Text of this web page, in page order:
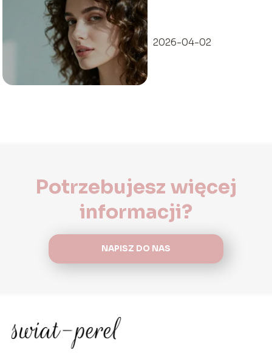
2026-04-02
Potrzebujesz więcej
informacji?
NAPISZ DO NAS